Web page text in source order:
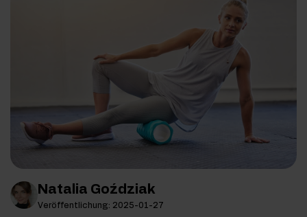
Natalia Goździak
Veröffentlichung: 2025-01-27